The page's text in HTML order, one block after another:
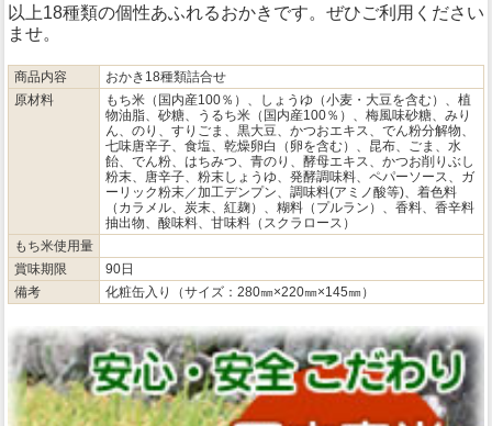
以上18種類の個性あふれるおかきです。ぜひご利用ください
ませ。
商品内容
おかき18種類詰合せ
原材料
もち米（国内産100％）、しょうゆ（小麦・大豆を含む）、植
物油脂、砂糖、うるち米（国内産100％）、梅風味砂糖、みり
ん、のり、すりごま、黒大豆、かつおエキス、でん粉分解物、
七味唐辛子、食塩、乾燥卵白（卵を含む）、昆布、ごま、水
飴、でん粉、はちみつ、青のり、酵母エキス、かつお削りぶし
粉末、唐辛子、粉末しょうゆ、発酵調味料、ペパーソース、ガ
ーリック粉末／加工デンプン、調味料(アミノ酸等)、着色料
（カラメル、炭末、紅麹）、糊料（プルラン）、香料、香辛料
抽出物、酸味料、甘味料（スクラロース）
もち米使用量
賞味期限
90日
備考
化粧缶入り（サイズ：280㎜×220㎜×145㎜）